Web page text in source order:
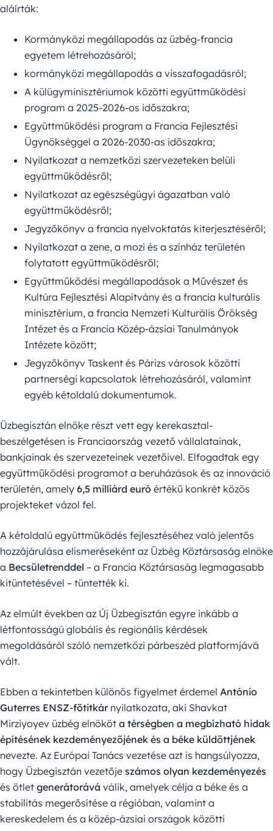
aláírták:
Kormányközi megállapodás az üzbég-francia
egyetem létrehozásáról;
kormányközi megállapodás a visszafogadásról;
A külügyminisztériumok közötti együttműködési
program a 2025-2026-os időszakra;
Együttműködési program a Francia Fejlesztési
Ügynökséggel a 2026-2030-as időszakra;
Nyilatkozat a nemzetközi szervezeteken belüli
együttműködésről;
Nyilatkozat az egészségügyi ágazatban való
együttműködésről;
Jegyzőkönyv a francia nyelvoktatás kiterjesztéséről;
Nyilatkozat a zene, a mozi és a színház területén
folytatott együttműködésről;
Együttműködési megállapodások a Művészet és
Kultúra Fejlesztési Alapítvány és a francia kulturális
minisztérium, a francia Nemzeti Kulturális Örökség
Intézet és a Francia Közép-ázsiai Tanulmányok
Intézete között;
Jegyzőkönyv Taskent és Párizs városok közötti
partnerségi kapcsolatok létrehozásáról, valamint
egyéb kétoldalú dokumentumok.
Üzbegisztán elnöke részt vett egy kerekasztal-
beszélgetésen is Franciaország vezető vállalatainak,
bankjainak és szervezeteinek vezetőivel. Elfogadtak egy
együttműködési programot a beruházások és az innováció
területén, amely 6,5 milliárd euró értékű konkrét közös
projekteket vázol fel.
A kétoldalú együttműködés fejlesztéséhez való jelentős
hozzájárulása elismeréseként az Üzbég Köztársaság elnöke
a Becsületrenddel – a Francia Köztársaság legmagasabb
kitüntetésével – tüntették ki.
Az elmúlt években az Új Üzbegisztán egyre inkább a
létfontosságú globális és regionális kérdések
megoldásáról szóló nemzetközi párbeszéd platformjává
vált.
Ebben a tekintetben különös figyelmet érdemel António
Guterres ENSZ-főtitkárnyilatkozata, aki Shavkat
Mirziyoyev üzbég elnököt a térségben a megbízható hidak
építésének kezdeményezőjének és a béke küldöttjének
nevezte. Az Európai Tanács vezetése azt is hangsúlyozza,
hogy Üzbegisztán vezetője számos olyan kezdeményezés
és ötlet generátorává válik, amelyek célja a béke és a
stabilitás megerősítése a régióban, valamint a
kereskedelem és a közép-ázsiai országok közötti